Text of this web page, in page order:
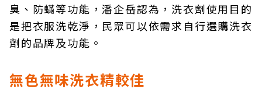
臭、防蟎等功能，潘企岳認為，洗衣劑使用目的
是把衣服洗乾淨，民眾可以依需求自行選購洗衣
劑的品牌及功能。
無色無味洗衣精較佳